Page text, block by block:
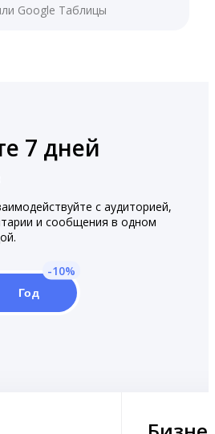
Google Таблицы
7 дней
с аудиторией,
и сообщения в одном
Год